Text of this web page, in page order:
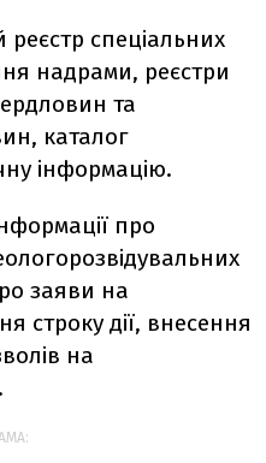
спеціальних
надрами, реєстри
та
каталог
інформацію.
про
заяви на
строку дії, внесення
на